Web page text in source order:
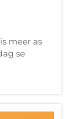
meer as
se
'n
die
en